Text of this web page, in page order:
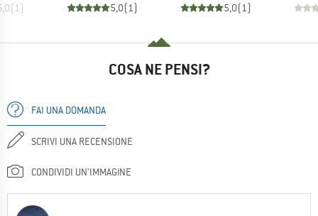
(1) 5,0(1) 5,0(1)
COSA NE PENSI?
FAI UNA DOMANDA
SCRIVI UNA RECENSIONE
CONDIVIDI UN'IMMAGINE